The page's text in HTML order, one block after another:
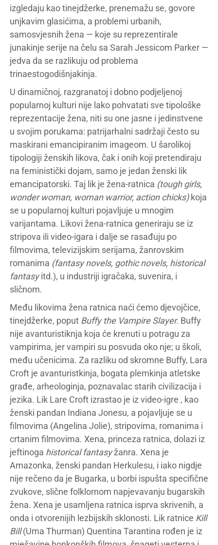
izgledaju kao tinejdžerke, prenemažu se, govore
unjkavim glasićima, a problemi urbanih,
samosvjesnih žena — koje su reprezentirale
junakinje serije na čelu sa Sarah Jessicom Parker —
jedva da se razlikuju od problema
trinaestogodišnjakinja.
U dinamičnoj, razgranatoj i dobno podjeljenoj
popularnoj kulturi nije lako pohvatati sve tipološke
reprezentacije žena, niti su one jasne i jedinstvene
u svojim porukama: patrijarhalni sadržaji često su
maskirani emancipiranim imageom. U šarolikoj
tipologiji ženskih likova, čak i onih koji pretendiraju
na feministički dojam, samo je jedan ženski lik
emancipatorski. Taj lik je žena-ratnica (tough girls,
wonder woman, woman warrior, action chicks) koja
se u popularnoj kulturi pojavljuje u mnogim
varijantama. Likovi žena-ratnica generiraju se iz
stripova ili video-igara i dalje se rasađuju po
filmovima, televizijskim serijama, žanrovskim
romanima (fantasy novels, gothic novels, historical
fantasyitd.), u industriji igračaka, suvenira, i
sličnom.
Među likovima žena ratnica naći ćemo djevojčice,
tinejdžerke, poput Buffy the Vampire Slayer. Buffy
nije avanturistiknja koja će krenuti u potragu za
vampirima, jer vampiri su posvuda oko nje; u školi,
među učenicima. Za razliku od skromne Buffy, Lara
Croft je avanturistkinja, bogata plemkinja atletske
građe, arheologinja, poznavalac starih civilizacija i
jezika. Lik Lare Croft izrastao je iz video-igre , kao
ženski pandan Indiana Jonesu, a pojavljuje se u
filmovima (Angelina Jolie), stripovima, romanima i
crtanim filmovima. Xena, princeza ratnica, dolazi iz
jeftinoga historical fantasyžanra. Xena je
Amazonka, ženski pandan Herkulesu, i iako nigdje
nije rečeno da je Bugarka, u borbi ispušta specifične
zvukove, slične folklornom napjevavanju bugarskih
žena. Xena je usamljena ratnica isprva skrivenih, a
onda i otvorenijih lezbijskih sklonosti. Lik ratnice Kill
Bill(Uma Thurman) Quentina Tarantina rođen je iz